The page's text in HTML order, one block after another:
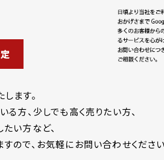
ます。
方、少しでも高く売りたい方、
い方など、
ので、お気軽にお問い合わせくださ